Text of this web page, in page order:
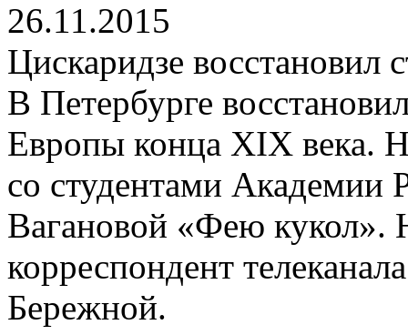
26.11.2015
Цискаридзе восстановил
В Петербурге
Европы конца XIX века.
со студентами Академии
Вагановой «Фею кукол».
корреспондент
Бережной.